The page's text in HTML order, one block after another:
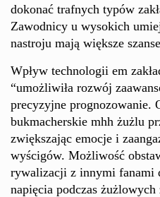
dokonać trafnych typów
Zawodnicy u wysokich
nastroju mają większe
Wpływ technologii em
“umożliwiła rozwój
precyzyjne prognozowanie.
bukmacherskie mhh żużlu
zwiększając emocje i
wyścigów. Możliwość
rywalizacji z innymi fanami
napięcia podczas